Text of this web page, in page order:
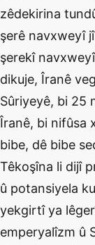
zêdekirina
şerê navxweyî
şerekî
dikuje, Îranê
Sûriyeyê, bi 25
Îranê, bi nifûsa
bibe, dê bibe
Têkoşîna li dijî
û potansiyela
yekgirtî ya
emperyalîzm û